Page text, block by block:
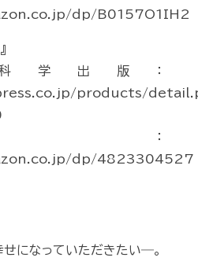
dp/B0157O1IH2
学出版：
products/
：
dp/4823304527
になっていただきたい―。